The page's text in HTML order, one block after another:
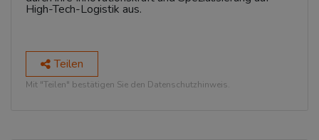
High-Tech-Logistik aus.
Teilen
Mit "Teilen" bestätigen Sie den Datenschutzhinweis.